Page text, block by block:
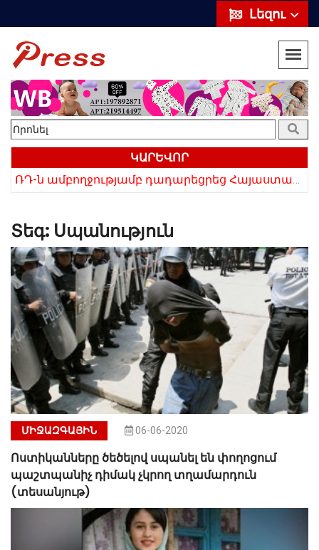
Լեզու
ԿԱՐԵՎՈՐ
Տեգ: Սպանություն
ՄԻՋԱԶԳԱՅԻՆ 06-06-2020
Ոստիկանները ծեծելով սպանել են փողոցում
պաշտպանիչ դիմակ չկրող տղամարդուն
(տեսանյութ)